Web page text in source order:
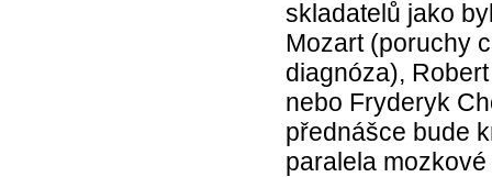
skladatelů jako
Mozart (poruchy
diagnóza),
nebo Fryderyk
přednášce bude
paralela